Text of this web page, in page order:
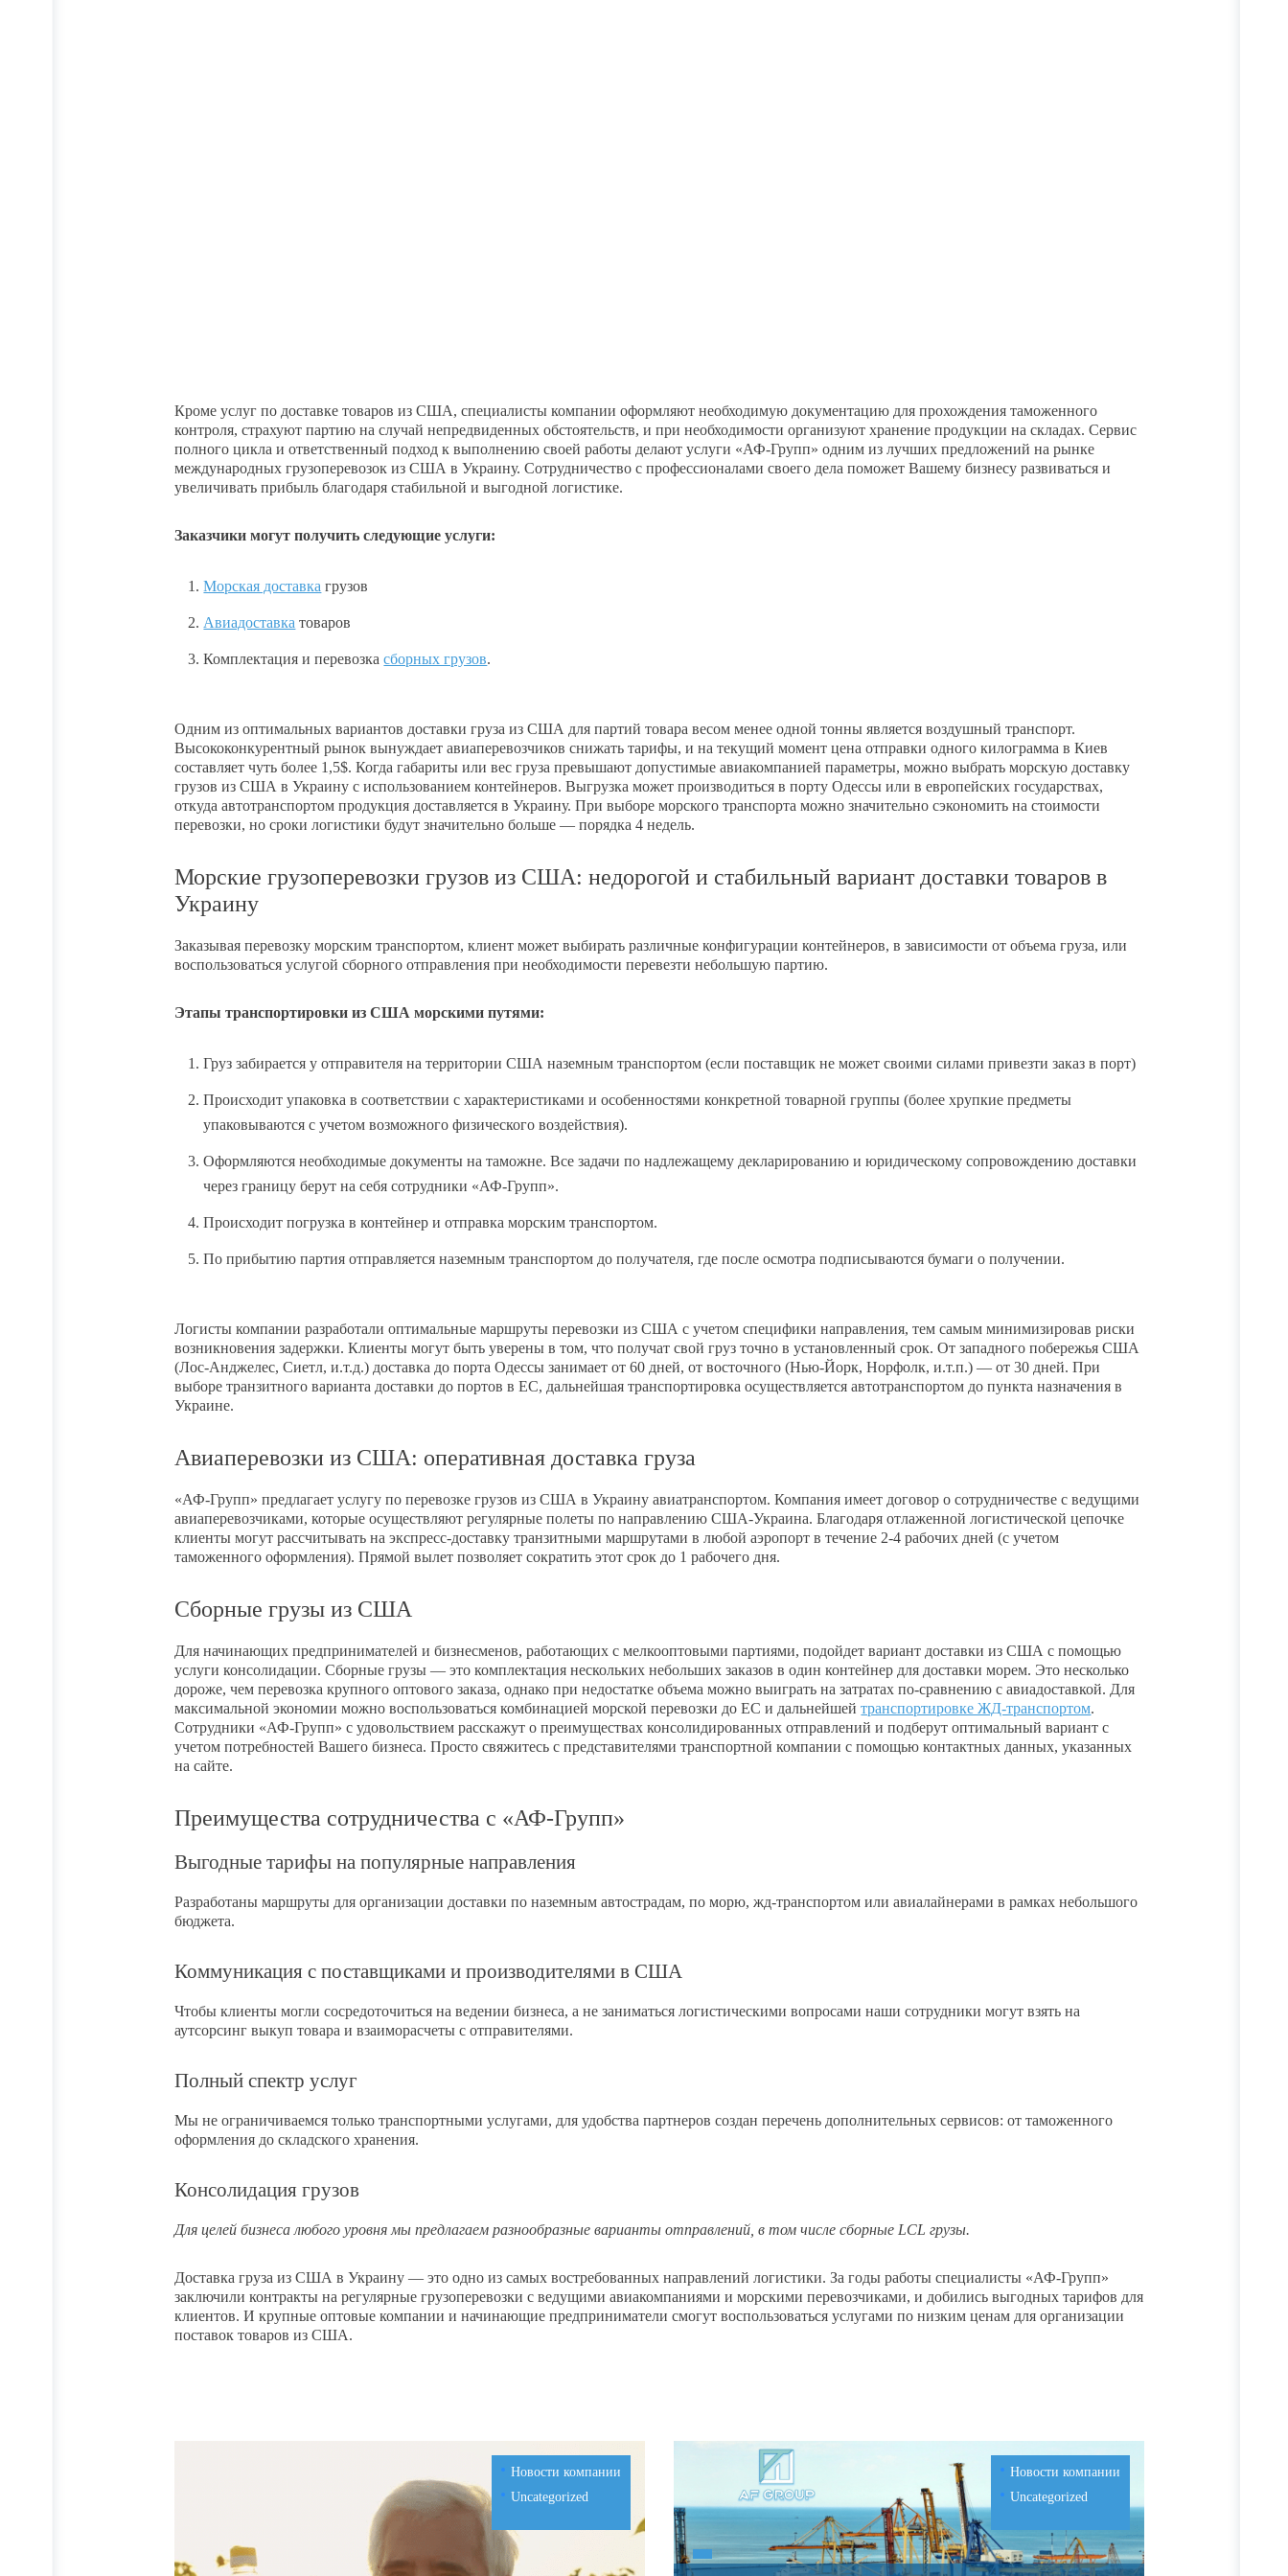
Кроме услуг по доставке товаров из США, специалисты компании оформляют необходимую документацию для прохождения таможенного
контроля, страхуют партию на случай непредвиденных обстоятельств, и при необходимости организуют хранение продукции на складах. Сервис
полного цикла и ответственный подход к выполнению своей работы делают услуги «АФ-Групп» одним из лучших предложений на рынке
международных грузоперевозок из США в Украину. Сотрудничество с профессионалами своего дела поможет Вашему бизнесу развиваться и
увеличивать прибыль благодаря стабильной и выгодной логистике.
Заказчики могут получить следующие услуги:
Морская доставка грузов
Авиадоставка товаров
Комплектация и перевозкасборных грузов.
Одним из оптимальных вариантов доставки груза из США для партий товара весом менее одной тонны является воздушный транспорт.
Высококонкурентный рынок вынуждает авиаперевозчиков снижать тарифы, и на текущий момент цена отправки одного килограмма в Киев
составляет чуть более 1,5$. Когда габариты или вес груза превышают допустимые авиакомпанией параметры, можно выбрать морскую доставку
грузов из США в Украину с использованием контейнеров. Выгрузка может производиться в порту Одессы или в европейских государствах,
откуда автотранспортом продукция доставляется в Украину. При выборе морского транспорта можно значительно сэкономить на стоимости
перевозки, но сроки логистики будут значительно больше — порядка 4 недель.
Морские грузоперевозки грузов из США: недорогой и стабильный вариант доставки товаров в
Украину
Заказывая перевозку морским транспортом, клиент может выбирать различные конфигурации контейнеров, в зависимости от объема груза, или
воспользоваться услугой сборного отправления при необходимости перевезти небольшую партию.
Этапы транспортировки из США морскими путями:
Груз забирается у отправителя на территории США наземным транспортом (если поставщик не может своими силами привезти заказ в порт)
Происходит упаковка в соответствии с характеристиками и особенностями конкретной товарной группы (более хрупкие предметы
упаковываются с учетом возможного физического воздействия).
Оформляются необходимые документы на таможне. Все задачи по надлежащему декларированию и юридическому сопровождению доставки
через границу берут на себя сотрудники «АФ-Групп».
Происходит погрузка в контейнер и отправка морским транспортом.
По прибытию партия отправляется наземным транспортом до получателя, где после осмотра подписываются бумаги о получении.
Логисты компании разработали оптимальные маршруты перевозки из США с учетом специфики направления, тем самым минимизировав риски
возникновения задержки. Клиенты могут быть уверены в том, что получат свой груз точно в установленный срок. От западного побережья США
(Лос-Анджелес, Сиетл, и.т.д.) доставка до порта Одессы занимает от 60 дней, от восточного (Нью-Йорк, Норфолк, и.т.п.) — от 30 дней. При
выборе транзитного варианта доставки до портов в ЕС, дальнейшая транспортировка осуществляется автотранспортом до пункта назначения в
Украине.
Авиаперевозки из США: оперативная доставка груза
«АФ-Групп» предлагает услугу по перевозке грузов из США в Украину авиатранспортом. Компания имеет договор о сотрудничестве с ведущими
авиаперевозчиками, которые осуществляют регулярные полеты по направлению США-Украина. Благодаря отлаженной логистической цепочке
клиенты могут рассчитывать на экспресс-доставку транзитными маршрутами в любой аэропорт в течение 2-4 рабочих дней (с учетом
таможенного оформления). Прямой вылет позволяет сократить этот срок до 1 рабочего дня.
Сборные грузы из США
Для начинающих предпринимателей и бизнесменов, работающих с мелкооптовыми партиями, подойдет вариант доставки из США с помощью
услуги консолидации. Сборные грузы — это комплектация нескольких небольших заказов в один контейнер для доставки морем. Это несколько
дороже, чем перевозка крупного оптового заказа, однако при недостатке объема можно выиграть на затратах по-сравнению с авиадоставкой. Для
максимальной экономии можно воспользоваться комбинацией морской перевозки до ЕС и дальнейшейтранспортировке ЖД-транспортом.
Сотрудники «АФ-Групп» с удовольствием расскажут о преимуществах консолидированных отправлений и подберут оптимальный вариант с
учетом потребностей Вашего бизнеса. Просто свяжитесь с представителями транспортной компании с помощью контактных данных, указанных
на сайте.
Преимущества сотрудничества с «АФ-Групп»
Выгодные тарифы на популярные направления
Разработаны маршруты для организации доставки по наземным автострадам, по морю, жд-транспортом или авиалайнерами в рамках небольшого
бюджета.
Коммуникация с поставщиками и производителями в США
Чтобы клиенты могли сосредоточиться на ведении бизнеса, а не заниматься логистическими вопросами наши сотрудники могут взять на
аутсорсинг выкуп товара и взаиморасчеты с отправителями.
Полный спектр услуг
Мы не ограничиваемся только транспортными услугами, для удобства партнеров создан перечень дополнительных сервисов: от таможенного
оформления до складского хранения.
Консолидация грузов
Для целей бизнеса любого уровня мы предлагаем разнообразные варианты отправлений, в том числе сборные LCL грузы.
Доставка груза из США в Украину — это одно из самых востребованных направлений логистики. За годы работы специалисты «АФ-Групп»
заключили контракты на регулярные грузоперевозки с ведущими авиакомпаниями и морскими перевозчиками, и добились выгодных тарифов для
клиентов. И крупные оптовые компании и начинающие предприниматели смогут воспользоваться услугами по низким ценам для организации
поставок товаров из США.
Новости компании
Uncategorized
Новости компании
Uncategorized